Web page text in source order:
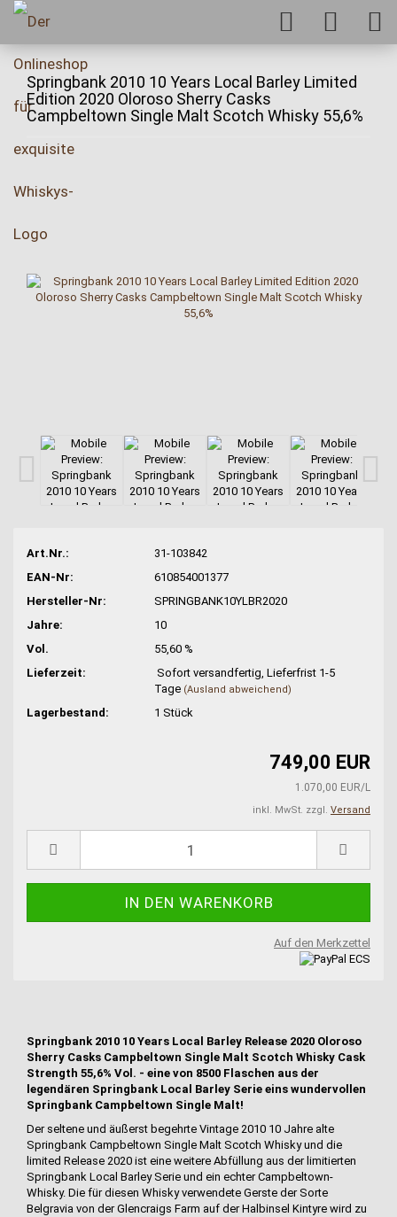
Springbank 2010 10 Years Local Barley Limited
Edition 2020 Oloroso Sherry Casks
Campbeltown Single Malt Scotch Whisky 55,6%
Art.Nr.:
31-103842
EAN-Nr:
610854001377
Hersteller-Nr:
SPRINGBANK10YLBR2020
Jahre:
10
Vol.
55,60 %
Lieferzeit:
Sofort versandfertig, Lieferfrist 1-5
Tage (Ausland abweichend)
Lagerbestand: 1Stück
749,00 EUR
1.070,00 EUR/L
inkl. MwSt. zzgl. Versand
Auf den Merkzettel
Springbank 2010 10 Years Local Barley Release 2020 Oloroso
Sherry Casks Campbeltown Single Malt Scotch Whisky Cask
Strength 55,6% Vol. - eine von 8500 Flaschen aus der
legendären Springbank Local Barley Serie eins wundervollen
Springbank Campbeltown Single Malt!
Der seltene und äußerst begehrte Vintage 2010 10 Jahre alte
Springbank Campbeltown Single Malt Scotch Whisky und die
limited Release 2020 ist eine weitere Abfüllung aus der limitierten
Springbank Local Barley Serie und ein echter Campbeltown-
Whisky. Die für diesen Whisky verwendete Gerste der Sorte
Belgravia von der Glencraigs Farm auf der Halbinsel Kintyre wird zu